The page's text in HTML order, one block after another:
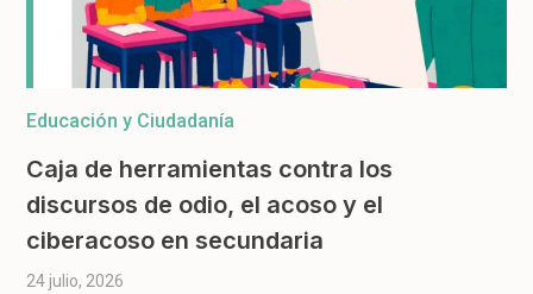
Educación y Ciudadanía
Caja de herramientas contra los
discursos de odio, el acoso y el
ciberacoso en secundaria
24 julio, 2026